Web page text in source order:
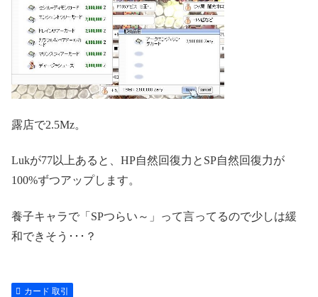
露店で2.5Mz。
Lukが77以上あると、HP自然回復力とSP自然回復力が
100%ずつアップします。
養子キャラで「SPつらい～」って言ってるので少しは緩
和できそう･･･？
カード 取引